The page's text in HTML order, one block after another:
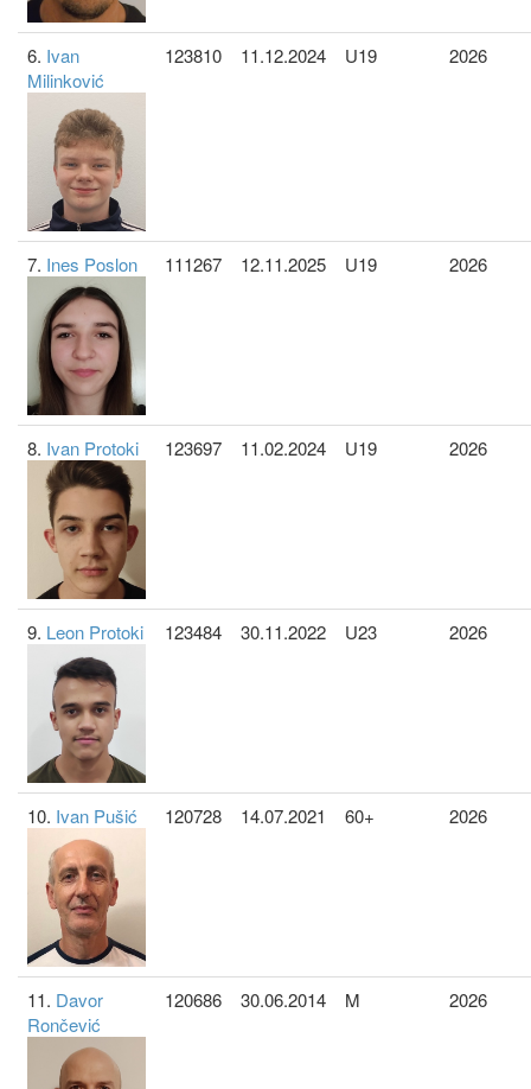
6. Ivan
Milinković
123810 11.12.2024 U19 2026
7. Ines Poslon 111267 12.11.2025 U19 2026
8. Ivan Protoki 123697 11.02.2024 U19 2026
9. Leon Protoki 123484 30.11.2022 U23 2026
10. Ivan Pušić 120728 14.07.2021 60+ 2026
11. Davor
Rončević
120686 30.06.2014 M 2026